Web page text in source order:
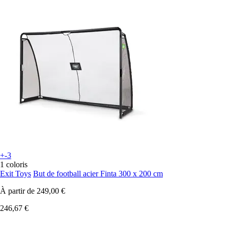
+-3
1 coloris
Exit Toys But de football acier Finta 300 x 200 cm
À partir de 249,00 €
246,67 €